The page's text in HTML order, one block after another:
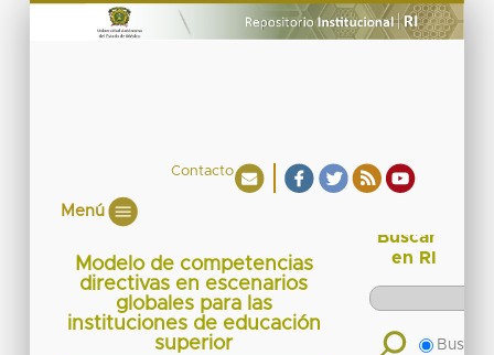
Contacto
Menú
Modelo de competencias
directivas en escenarios
globales para las
instituciones de educación
superior
Buscar
en RI
Buscar